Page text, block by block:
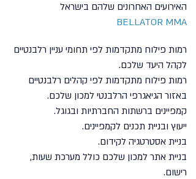
האירועים האחרונים שלהם בישראל
BELLATOR MMA
רמות פילוח מתקדמות לפי תחומי עניין רלבנטיים
לקהל היעד שלכם.
רמות פילוח מתקדמות לפי קהלים רלבנטיים
באזור הגיאגרפי הרלבנטי למכון שלכם.
קמפיינים ברשתות החברתיות ובגוגל.
ייעוץ ובניית תכנים לקמפיינים.
בניית אסטרטגיה לקידום.
בניית אתר למכון שלכם כולל מערכת שעות,
רישום.